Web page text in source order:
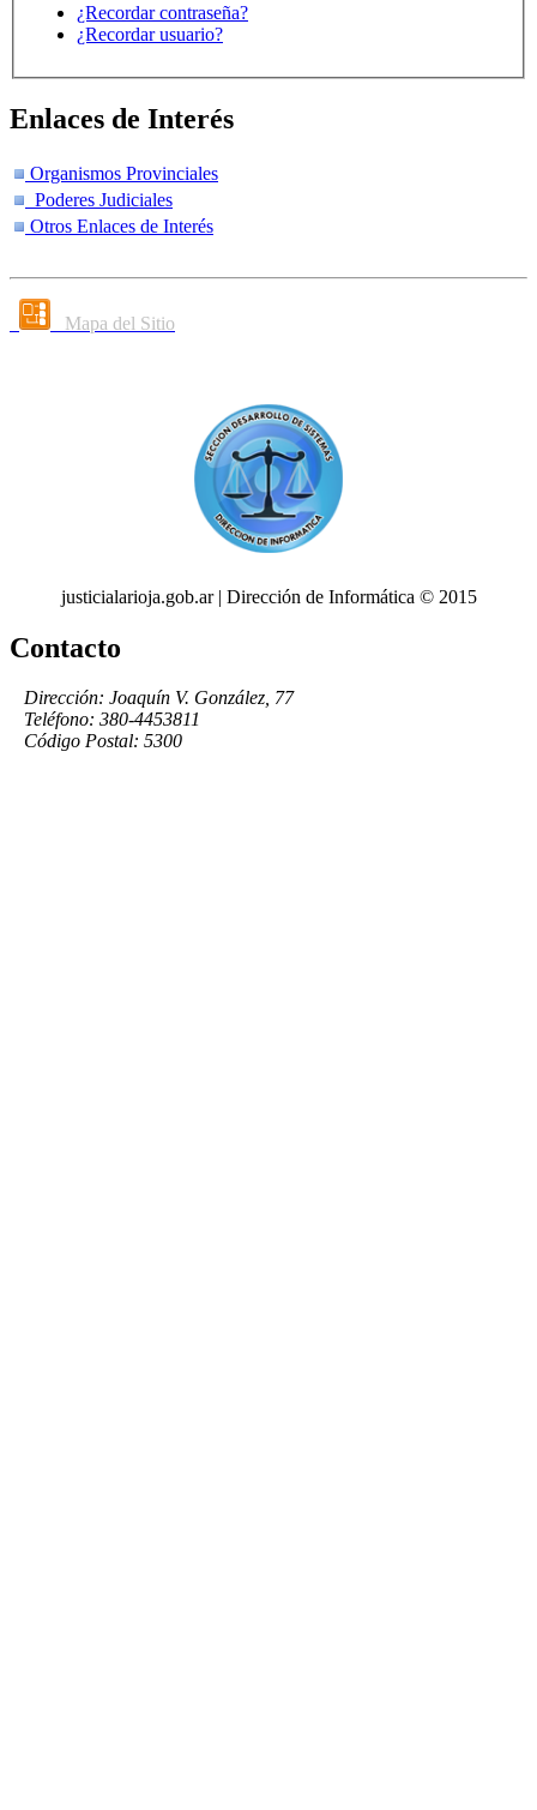
¿Recordar contraseña?
¿Recordar usuario?
Enlaces de Interés
Organismos Provinciales
Poderes Judiciales
Otros Enlaces de Interés
Mapa del Sitio
justicialarioja.gob.ar | Dirección de Informática © 2015
Contacto
Dirección: Joaquín V. González, 77
Teléfono: 380-4453811
Código Postal: 5300